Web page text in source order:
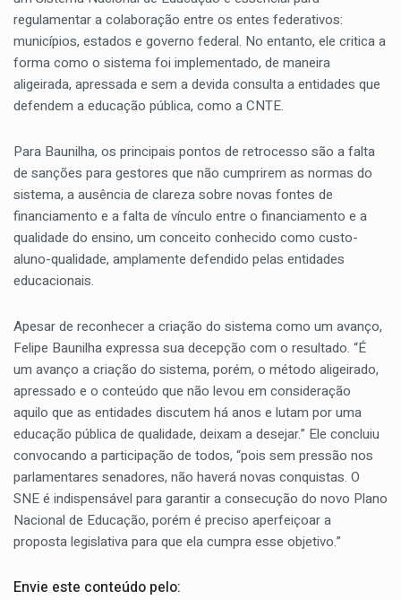
regulamentar a colaboração entre os entes federativos:
municípios, estados e governo federal. No entanto, ele critica a
forma como o sistema foi implementado, de maneira
aligeirada, apressada e sem a devida consulta a entidades que
defendem a educação pública, como a CNTE.
Para Baunilha, os principais pontos de retrocesso são a falta
de sanções para gestores que não cumprirem as normas do
sistema, a ausência de clareza sobre novas fontes de
financiamento e a falta de vínculo entre o financiamento e a
qualidade do ensino, um conceito conhecido como custo-
aluno-qualidade, amplamente defendido pelas entidades
educacionais.
Apesar de reconhecer a criação do sistema como um avanço,
Felipe Baunilha expressa sua decepção com o resultado. “É
um avanço a criação do sistema, porém, o método aligeirado,
apressado e o conteúdo que não levou em consideração
aquilo que as entidades discutem há anos e lutam por uma
educação pública de qualidade, deixam a desejar.” Ele concluiu
convocando a participação de todos, “pois sem pressão nos
parlamentares senadores, não haverá novas conquistas. O
SNE é indispensável para garantir a consecução do novo Plano
Nacional de Educação, porém é preciso aperfeiçoar a
proposta legislativa para que ela cumpra esse objetivo.”
Envie este conteúdo pelo: